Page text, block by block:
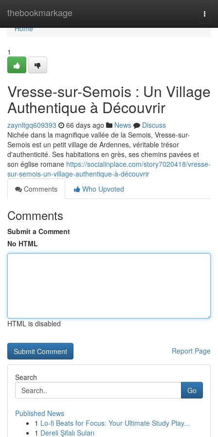
thebookmarkage
Home
Home
1
Vresse-sur-Semois : Un Village
Authentique à Découvrir
zaynltgq609393 66 days ago News
Discuss
Nichée dans la magnifique vallée de la Semois, Vresse-sur-
Semois est un petit village de Ardennes, véritable trésor
d'authenticité. Ses habitations en grès, ses chemins pavées et
son église romane https://socialinplace.com/story7020418/vresse-
sur-semois-un-village-authentique-à-découvrir
Comments
Who Upvoted
Comments
Submit a Comment
No HTML
HTML is disabled
Report Page
Search
Go
Published News
1 Lo-fi Beats for Focus: Your Ultimate Study Play...
1 Dereli Şifalı Suları